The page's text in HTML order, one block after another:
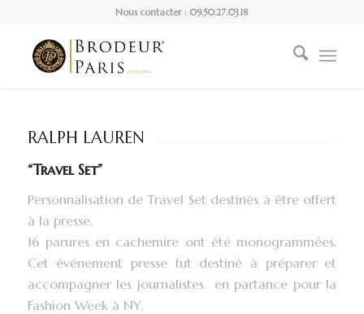
Nous contacter : 09.50.27.03.18
RALPH LAUREN
“Travel Set”
Personnalisation de Travel Set destinés à être offert
à la presse.
16 parures en cachemire ont été monogrammées.
Cet événement presse fut destiné à préparer et
accompagner les journalistes en partance pour la
Fashion Week à NY.